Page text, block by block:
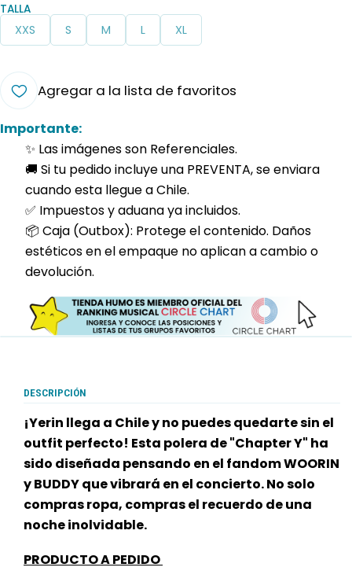
TALLA
XXS S M L XL
Agregar a la lista de favoritos
Importante:
✨ Las imágenes son Referenciales.
🚚 Si tu pedido incluye una PREVENTA, se enviara
cuando esta llegue a Chile.
✅ Impuestos y aduana ya incluidos.
📦 Caja (Outbox): Protege el contenido. Daños
estéticos en el empaque no aplican a cambio o
devolución.
DESCRIPCIÓN
¡Yerin llega a Chile y no puedes quedarte sin el
outfit perfecto! Esta polera de "Chapter Y" ha
sido diseñada pensando en el fandom WOORIN
y BUDDY que vibrará en el concierto. No solo
compras ropa, compras el recuerdo de una
noche inolvidable.
PRODUCTO A PEDIDO